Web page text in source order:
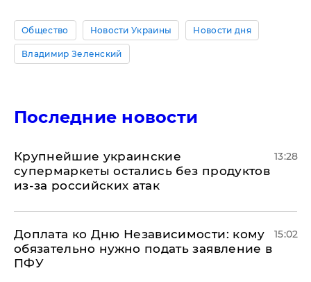
Общество Новости Украины Новости дня
Владимир Зеленский
Последние новости
Крупнейшие украинские
супермаркеты остались без продуктов
из-за российских атак
13:28
Доплата ко Дню Независимости: кому
обязательно нужно подать заявление в
ПФУ
15:02